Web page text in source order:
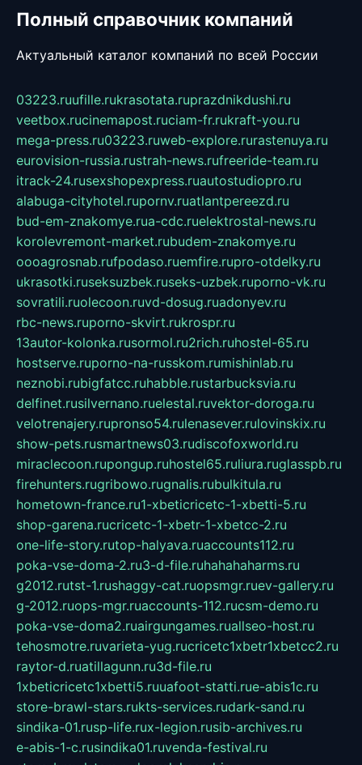
Полный справочник компаний
Актуальный каталог компаний по всей России
03223.ruufille.rukrasotata.ruprazdnikdushi.ru
veetbox.rucinemapost.ruciam-fr.rukraft-you.ru
mega-press.ru03223.ruweb-explore.rurastenuya.ru
eurovision-russia.rustrah-news.rufreeride-team.ru
itrack-24.rusexshopexpress.ruautostudiopro.ru
alabuga-cityhotel.rupornv.ruatlantpereezd.ru
bud-em-znakomye.rua-cdc.ruelektrostal-news.ru
korolevremont-market.rubudem-znakomye.ru
oooagrosnab.rufpodaso.ruemfire.rupro-otdelky.ru
ukrasotki.ruseksuzbek.ruseks-uzbek.ruporno-vk.ru
sovratili.ruolecoon.ruvd-dosug.ruadonyev.ru
rbc-news.ruporno-skvirt.rukrospr.ru
13autor-kolonka.rusormol.ru2rich.ruhostel-65.ru
hostserve.ruporno-na-russkom.rumishinlab.ru
neznobi.rubigfatcc.ruhabble.rustarbucksvia.ru
delfinet.rusilvernano.ruelestal.ruvektor-doroga.ru
velotrenajery.rupronso54.rulenasever.rulovinskix.ru
show-pets.rusmartnews03.rudiscofoxworld.ru
miraclecoon.rupongup.ruhostel65.ruliura.ruglasspb.ru
firehunters.rugribowo.rugnalis.rubulkitula.ru
hometown-france.ru1-xbeticricetc-1-xbetti-5.ru
shop-garena.rucricetc-1-xbetr-1-xbetcc-2.ru
one-life-story.rutop-halyava.ruaccounts112.ru
poka-vse-doma-2.ru3-d-file.ruhahahaharms.ru
g2012.rutst-1.rushaggy-cat.ruopsmgr.ruev-gallery.ru
g-2012.ruops-mgr.ruaccounts-112.rucsm-demo.ru
poka-vse-doma2.ruairgungames.ruallseo-host.ru
tehosmotre.ruvarieta-yug.rucricetc1xbetr1xbetcc2.ru
raytor-d.ruatillagunn.ru3d-file.ru
1xbeticricetc1xbetti5.ruuafoot-statti.rue-abis1c.ru
store-brawl-stars.rukts-services.rudark-sand.ru
sindika-01.rusp-life.rux-legion.rusib-archives.ru
e-abis-1-c.rusindika01.ruvenda-festival.ru